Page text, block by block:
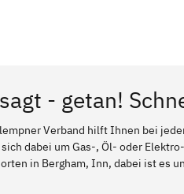
- getan!
Verband hilft Ihnen bei
dabei um Gas-, Öl- oder
in Bergham, Inn, dabei ist es